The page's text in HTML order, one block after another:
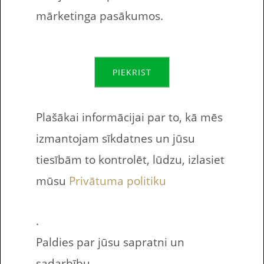
Bezmaksas drukājamas darba lapas
bērniem angļu valodas apguvē. Šo
uzdevuma lapās bērniem,
studentiem ir jāieraksta iztrūkstošie
burti dotajos vārdos. Printējamie
uzdevumi ir papildmateriāls Oxford
Bright Ideas 1 mācību grāmatas
Starter nodaļai. Kam domātas šīs
sākumskolai, pirmajai […]
Angļu valoda: skaitļi –
pārbaudes darbs
mārketinga pasākumos.
PIEKRIST
Plašākai informācijai par to, kā mēs
izmantojam sīkdatnes un jūsu
tiesībām to kontrolēt, lūdzu, izlasiet
mūsu Privātuma politiku
.
Paldies par jūsu sapratni un